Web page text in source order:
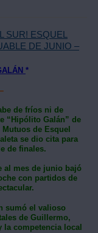
SUR! ESQUEL
DE JUNIO –
*
de fríos ni de
“Hipólito Galán” de
de Esquel
se dio cita para
de finales.
al mes de junio bajó
con partidos de
sumó el valioso
de Guillermo,
la competencia local